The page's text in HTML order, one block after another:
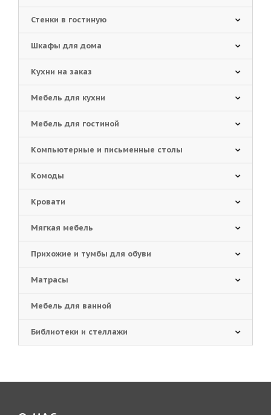
Стенки в гостиную
Шкафы для дома
Кухни на заказ
Мебель для кухни
Мебель для гостиной
Компьютерные и письменные столы
Комоды
Кровати
Мягкая мебель
Прихожие и тумбы для обуви
Матрасы
Мебель для ванной
Библиотеки и стеллажи